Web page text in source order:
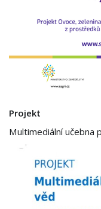
Projekt
Multimediální učebna